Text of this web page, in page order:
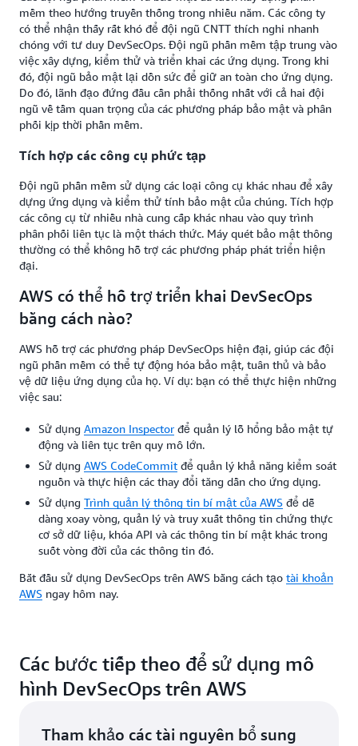
mềm theo hướng truyền thống trong nhiều năm. Các công ty
có thể nhận thấy rất khó để đội ngũ CNTT thích nghi nhanh
chóng với tư duy DevSecOps. Đội ngũ phần mềm tập trung vào
việc xây dựng, kiểm thử và triển khai các ứng dụng. Trong khi
đó, đội ngũ bảo mật lại dồn sức để giữ an toàn cho ứng dụng.
Do đó, lãnh đạo đứng đầu cần phải thống nhất với cả hai đội
ngũ về tầm quan trọng của các phương pháp bảo mật và phân
phối kịp thời phần mềm.
Tích hợp các công cụ phức tạp
Đội ngũ phần mềm sử dụng các loại công cụ khác nhau để xây
dựng ứng dụng và kiểm thử tính bảo mật của chúng. Tích hợp
các công cụ từ nhiều nhà cung cấp khác nhau vào quy trình
phân phối liên tục là một thách thức. Máy quét bảo mật thông
thường có thể không hỗ trợ các phương pháp phát triển hiện
đại.
AWS có thể hỗ trợ triển khai DevSecOps
bằng cách nào?
AWS hỗ trợ các phương pháp DevSecOps hiện đại, giúp các đội
ngũ phần mềm có thể tự động hóa bảo mật, tuân thủ và bảo
vệ dữ liệu ứng dụng của họ. Ví dụ: bạn có thể thực hiện những
việc sau:
Sử dụng Amazon Inspector để quản lý lỗ hổng bảo mật tự
động và liên tục trên quy mô lớn.
Sử dụng AWS CodeCommit để quản lý khả năng kiểm soát
nguồn và thực hiện các thay đổi tăng dần cho ứng dụng.
Sử dụng Trình quản lý thông tin bí mật của AWS để dễ
dàng xoay vòng, quản lý và truy xuất thông tin chứng thực
cơ sở dữ liệu, khóa API và các thông tin bí mật khác trong
suốt vòng đời của các thông tin đó.
Bắt đầu sử dụng DevSecOps trên AWS bằng cách tạo tài khoản
AWS ngay hôm nay.
Các bước tiếp theo để sử dụng mô
hình DevSecOps trên AWS
Tham khảo các tài nguyên bổ sung